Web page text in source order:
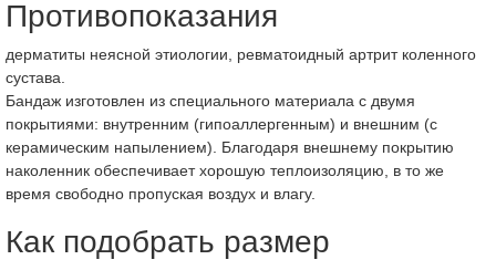
Противопоказания
дерматиты неясной этиологии, ревматоидный артрит коленного
сустава.
Бандаж изготовлен из специального материала с двумя
покрытиями: внутренним (гипоаллергенным) и внешним (с
керамическим напылением). Благодаря внешнему покрытию
наколенник обеспечивает хорошую теплоизоляцию, в то же
время свободно пропуская воздух и влагу.
Как подобрать размер